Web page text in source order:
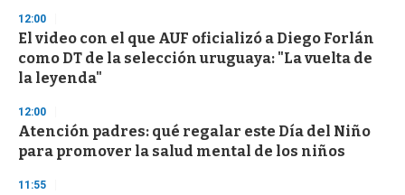
d
s
12:00
El video con el que AUF oficializó a Diego Forlán
como DT de la selección uruguaya: "La vuelta de
la leyenda"
12:00
Atención padres: qué regalar este Día del Niño
para promover la salud mental de los niños
11:55